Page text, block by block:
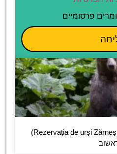
פרסומיים
שמורת הדובים בזרנשט (Rezervația de urși Zărnești)